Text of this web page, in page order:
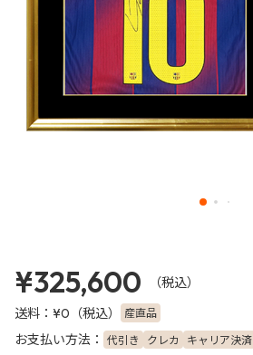
¥325,600
（税込）
送料： ¥0 （税込） 産直品
お支払い方法： 代引き クレカ キャリア決済